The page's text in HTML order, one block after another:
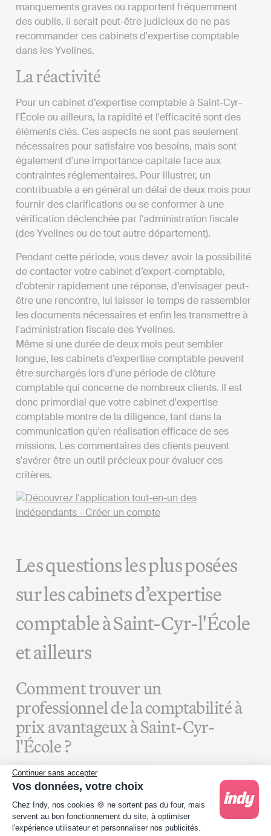
Continuer sans accepter
Vos données, votre choix
Plateforme de Gestion du Consentement :
Chez Indy, nos cookies 🍪 ne sortent pas du four, mais
servent au bon fonctionnement du site, à optimiser
l'expérience utilisateur et personnaliser nos publicités.
manquements graves ou rapportent fréquemment
des oublis, il serait peut-être judicieux de ne pas
recommander ces cabinets d'expertise comptable
dans les Yvelines.
La réactivité
Pour un cabinet d’expertise comptable à Saint-Cyr-
l'École ou ailleurs, la rapidité et l'efficacité sont des
éléments clés. Ces aspects ne sont pas seulement
nécessaires pour satisfaire vos besoins, mais sont
également d'une importance capitale face aux
contraintes réglementaires. Pour illustrer, un
contribuable a en général un délai de deux mois pour
fournir des clarifications ou se conformer à une
vérification déclenchée par l'administration fiscale
(des Yvelines ou de tout autre département).
Pendant cette période, vous devez avoir la possibilité
de contacter votre cabinet d’expert-comptable,
d'obtenir rapidement une réponse, d’envisager peut-
être une rencontre, lui laisser le temps de rassembler
les documents nécessaires et enfin les transmettre à
l'administration fiscale des Yvelines.
Même si une durée de deux mois peut sembler
longue, les cabinets d’expertise comptable peuvent
être surchargés lors d'une période de clôture
comptable qui concerne de nombreux clients. Il est
donc primordial que votre cabinet d'expertise
comptable montre de la diligence, tant dans la
communication qu'en réalisation efficace de ses
missions. Les commentaires des clients peuvent
s'avérer être un outil précieux pour évaluer ces
critères.
Les questions les plus posées
sur les cabinets d’expertise
comptable à Saint-Cyr-l'École
et ailleurs
Comment trouver un
professionnel de la comptabilité à
prix avantageux à Saint-Cyr-
l'École ?
Pour obtenir un devis d’expert-comptable à Saint-Cyr-
l'École à un prix fidèle à ceux pratiqués sur le marché,
la procédure est claire : examinez les honoraires des
divers experts, cherchez à dénicher l'option offrant le
meilleur compromis entre qualité, services et coût, et